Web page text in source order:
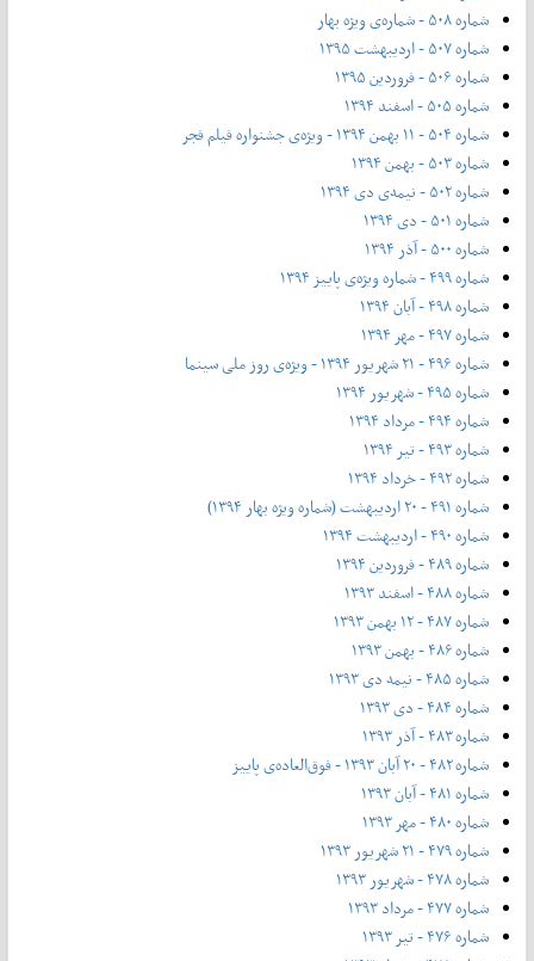
شماره ۵۰۸ - شماره‌ی ویژه بهار
شماره ۵۰۷ - اردیبهشت ۱۳۹۵
شماره ۵۰۶ - فروردین ۱۳۹۵
شماره ۵۰۵ - اسفند ۱۳۹۴
شماره ۵۰۴ - ۱۱ بهمن ۱۳۹۴ - ویژه‌ی جشنواره فیلم فجر
شماره ۵۰۳ - بهمن ۱۳۹۴
شماره ۵۰۲ - نیمه‌ی دی ۱۳۹۴
شماره ۵۰۱ - دی ۱۳۹۴
شماره ۵۰۰ - آذر ۱۳۹۴
شماره ۴۹۹ - شماره ویژه‌ی پاییز ۱۳۹۴
شماره ۴۹۸ - آبان ۱۳۹۴
شماره ۴۹۷ - مهر ۱۳۹۴
شماره ۴۹۶ - ۲۱ شهریور ۱۳۹۴ - ویژه‌ی روز ملی سینما
شماره ۴۹۵ - شهریور ۱۳۹۴
شماره ۴۹۴ - مرداد ۱۳۹۴
شماره ۴۹۳ - تیر ۱۳۹۴
شماره ۴۹۲ - خرداد ۱۳۹۴
شماره ۴۹۱ - ۲۰ اردیبهشت (شماره ویژه بهار ۱۳۹۴)
شماره ۴۹۰ - اردیبهشت ۱۳۹۴
شماره ۴۸۹ - فروردین ۱۳۹۴
شماره ۴۸۸ - اسفند ۱۳۹۳
شماره ۴۸۷ - ۱۲ بهمن ۱۳۹۳
شماره ۴۸۶ - بهمن ۱۳۹۳
شماره ۴۸۵ - نیمه دی ۱۳۹۳
شماره ۴۸۴ - دی ۱۳۹۳
شماره ۴۸۳ - آذر ۱۳۹۳
شماره ۴۸۲ - ۲۰ آبان ۱۳۹۳ - فوق‌العاده‌ی پاییز
شماره ۴۸۱ - آبان ۱۳۹۳
شماره ۴۸۰ - مهر ۱۳۹۳
شماره ۴۷۹ - ۲۱ شهریور ۱۳۹۳
شماره ۴۷۸ - شهریور ۱۳۹۳
شماره ۴۷۷ - مرداد ۱۳۹۳
شماره ۴۷۶ - تیر ۱۳۹۳